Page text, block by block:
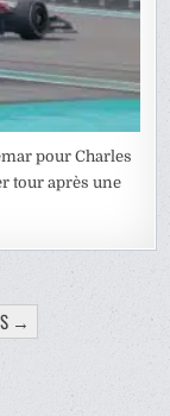
pour Charles
tour après une
→